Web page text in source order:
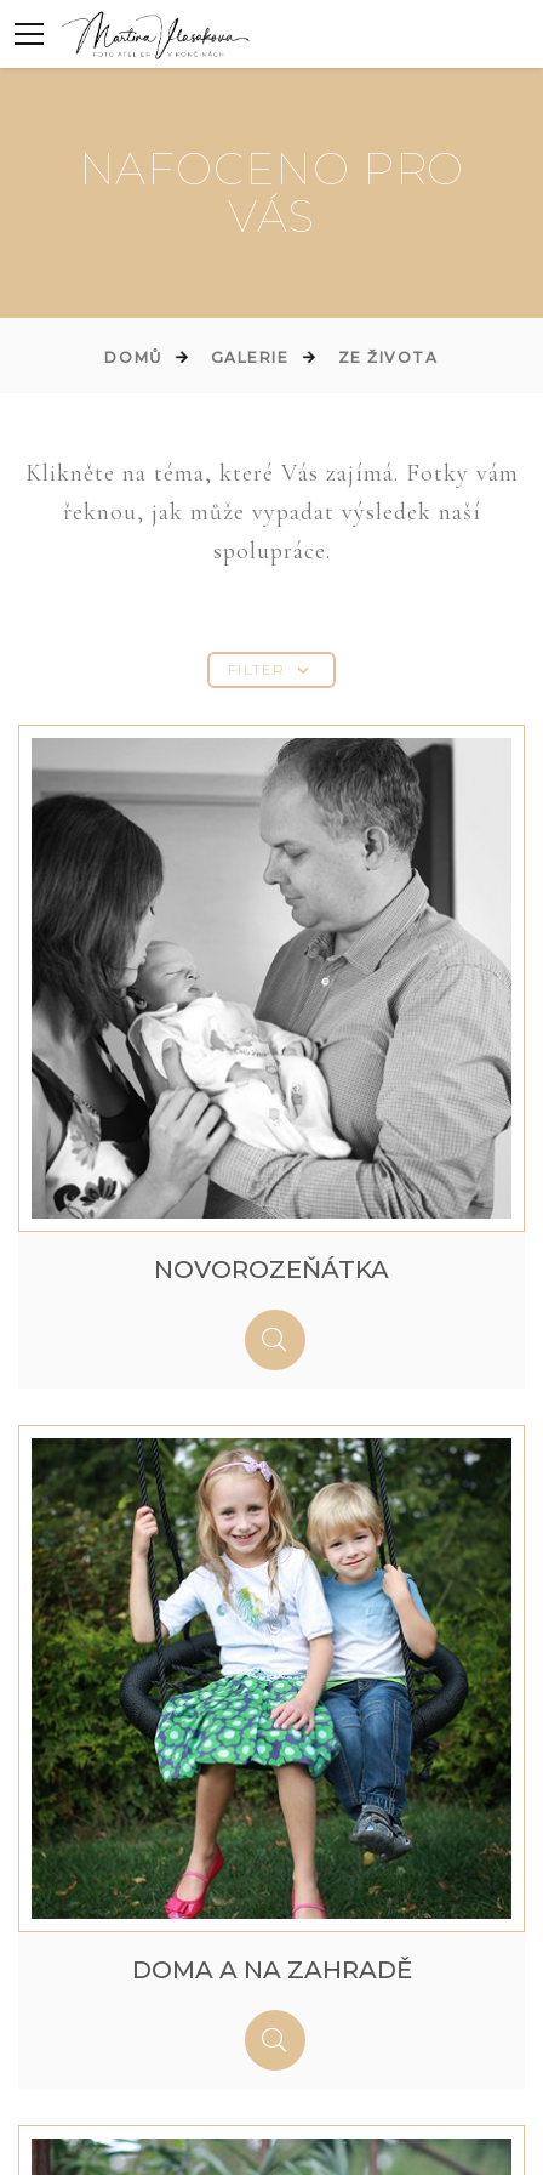
NAFOCENO PRO
VÁS
DOMŮ GALERIE ZE ŽIVOTA
Klikněte na téma, které Vás zajímá. Fotky vám
řeknou, jak může vypadat výsledek naší
spolupráce.
FILTER
NOVOROZEŇÁTKA
DOMA A NA ZAHRADĚ